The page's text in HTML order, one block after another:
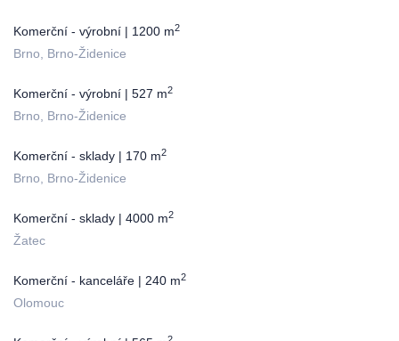
Komerční - výrobní | 1200 m2
Brno, Brno-Židenice
Komerční - výrobní | 527 m2
Brno, Brno-Židenice
Komerční - sklady | 170 m2
Brno, Brno-Židenice
Komerční - sklady | 4000 m2
Žatec
Komerční - kanceláře | 240 m2
Olomouc